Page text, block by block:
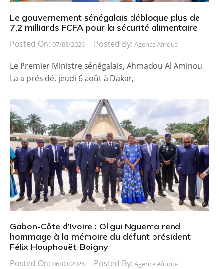
Le gouvernement sénégalais débloque plus de
7,2 milliards FCFA pour la sécurité alimentaire
Posted On: 07/08/2026 Posted By: Agence Afrique
Le Premier Ministre sénégalais, Ahmadou Al Aminou
La a présidé, jeudi 6 août à Dakar,
Gabon-Côte d’Ivoire : Oligui Nguema rend
hommage à la mémoire du défunt président
Félix Houphouët-Boigny
Posted On: 06/08/2026 Posted By: Agence Afrique